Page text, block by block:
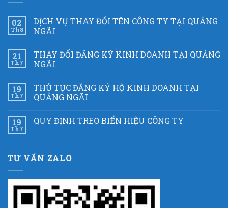
02
Th8
DỊCH VỤ THAY ĐỔI TÊN CÔNG TY TẠI QUẢNG
NGÃI
21
Th7
THAY ĐỔI ĐĂNG KÝ KINH DOANH TẠI QUẢNG
NGÃI
19
Th7
THỦ TỤC ĐĂNG KÝ HỘ KINH DOANH TẠI
QUẢNG NGÃI
19
Th7
QUY ĐỊNH TREO BIỂN HIỆU CÔNG TY
TƯ VẤN ZALO